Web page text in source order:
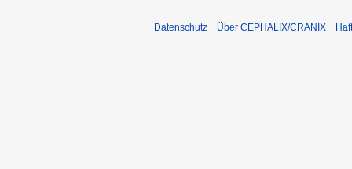
Datenschutz Über CEPHALIX/CRANIX